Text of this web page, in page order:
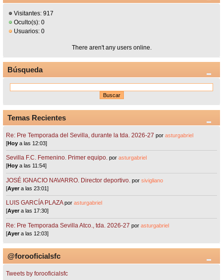
Visitantes: 917
Oculto(s): 0
Usuarios: 0
There aren't any users online.
Búsqueda
Temas Recientes
Re: Pre Temporada del Sevilla, durante la tda. 2026-27 porasturgabriel
[Hoy a las 12:03]
Sevilla F.C. Femenino. Primer equipo. porasturgabriel
[Hoy a las 11:54]
JOSÉ IGNACIO NAVARRO. Director deportivo. porsivigliano
[Ayera las 23:01]
LUIS GARCÍA PLAZA porasturgabriel
[Ayera las 17:30]
Re: Pre Temporada Sevilla Atco., tda. 2026-27 porasturgabriel
[Ayera las 12:03]
@forooficialsfc
Tweets by forooficialsfc